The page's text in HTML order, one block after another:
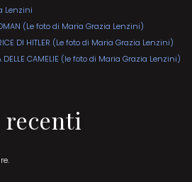
Lenzini
(Le foto di Maria Grazia Lenzini)
DI HITLER (Le foto di Maria Grazia Lenzini)
CAMELIE (le foto di Maria Grazia Lenzini)